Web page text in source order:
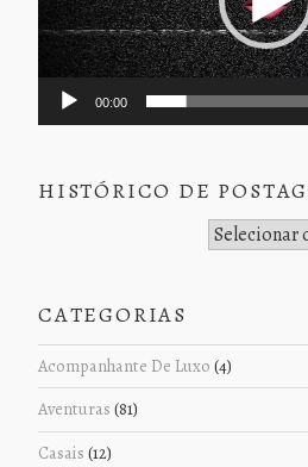
00:00
HISTÓRICO DE
CATEGORIAS
Acompanhante De Luxo (4)
Aventuras (81)
Casais (12)